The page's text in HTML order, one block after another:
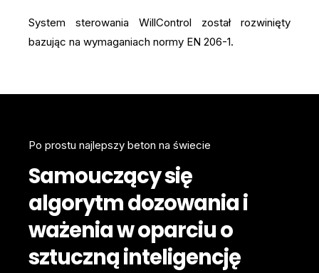
System sterowania WillControl został rozwinięty
bazując na wymaganiach normy EN 206-1.
Po prostu najlepszy beton na świecie
Samouczący się
algorytm dozowania i
ważenia w oparciu o
sztuczną inteligencję